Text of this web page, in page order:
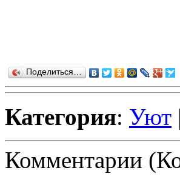
Поделиться…
Категория: Уют
Комментарии